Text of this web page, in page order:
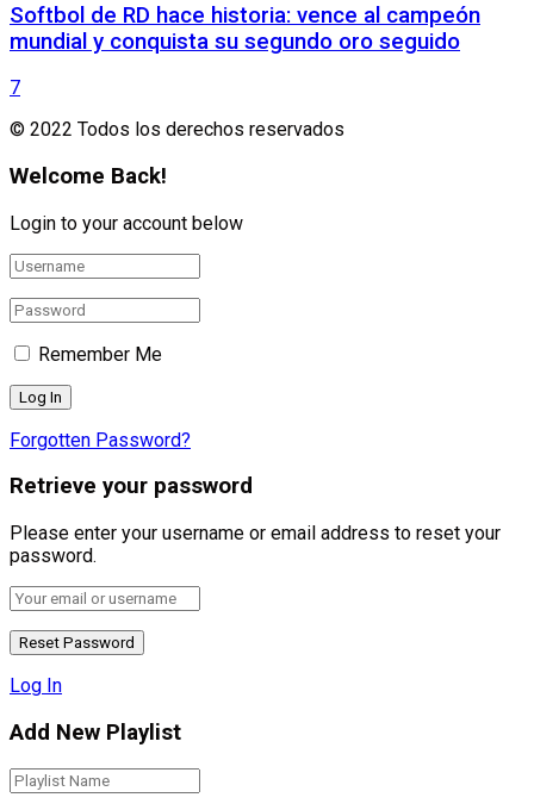
Softbol de RD hace historia: vence al campeón
mundial y conquista su segundo oro seguido
7
© 2022 Todos los derechos reservados
Welcome Back!
Login to your account below
Remember Me
Forgotten Password?
Retrieve your password
Please enter your username or email address to reset your
password.
Log In
Add New Playlist